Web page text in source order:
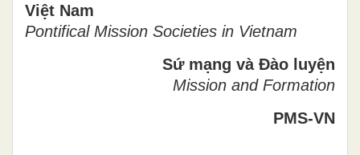
Việt Nam
Pontifical Mission Societies in Vietnam
Sứ mạng và Đào luyện
Mission and Formation
PMS-VN